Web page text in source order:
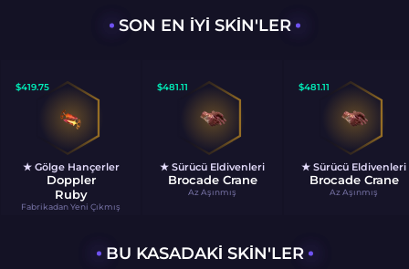
SON EN IYI SKIN'LER
$419.75
★ Gölge Hançerler
Doppler
Ruby
Fabrikadan Yeni Çıkmış
$481.11
★ Sürücü Eldivenleri
Brocade Crane
Az Aşınmış
$481.11
★ Sürücü Eldivenleri
Brocade Crane
Az Aşınmış
BU KASADAKI SKIN'LER